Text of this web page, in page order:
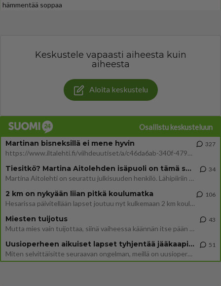
hämmentää soppaa
Keskustele vapaasti aiheesta kuin
aiheesta
Aloita keskustelu
Osallistu keskusteluun
Martinan bisneksillä ei mene hyvin
https://www.iltalehti.fi/viihdeuutiset/a/c46da6ab-340f-4790-aaa7-0865eed2336 Yrityksen konkurssihakemus on tullut kärä
327
Tiesitkö? Martina Aitolehden isäpuoli on tämä suosittu laulaja
Martina Aitolehti on seurattu julkisuuden henkilö. Lähipiiriin mahtuu muitakin tunnettuja henkilöitä. Tiesitkö, että Ma
34
2 km on nykyään liian pitkä koulumatka
Hesarissa päivitellään lapset joutuu nyt kulkemaan 2 km kouluun jösses. Ruostefillarilla tuo matka menee vaikka miten äk
106
Miesten tuijotus
Mutta mies vain tuijottaa, siinä vaiheessa käännän itse pään pois. Mikä juttu? Yleensä jos joku tuijottaa tai katsoo, hä
43
Uusioperheen aikuiset lapset tyhjentää jääkaapin käydessään
Miten selvittäisitte seuraavan ongelman, meillä on uusioperhe, minulla teini-ikäiset lapset ja puolisolla aikuiset, jotk
51